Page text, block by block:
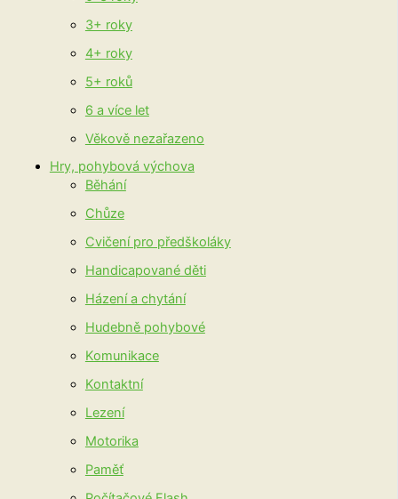
3+ roky
4+ roky
5+ roků
6 a více let
Věkově nezařazeno
Hry, pohybová výchova
Běhání
Chůze
Cvičení pro předškoláky
Handicapované děti
Házení a chytání
Hudebně pohybové
Komunikace
Kontaktní
Lezení
Motorika
Paměť